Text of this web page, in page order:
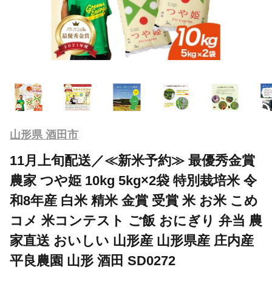
山形県 酒田市
11月上旬配送／≪新米予約≫ 最優秀金賞
農家 つや姫 10kg 5kg×2袋 特別栽培米 令
和8年産 白米 精米 金賞 受賞 米 お米 こめ
コメ 米コンテスト ご飯 おにぎり 弁当 農
家直送 おいしい 山形産 山形県産 庄内産
平良農園 山形 酒田 SD0272